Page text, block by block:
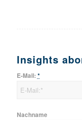
Insights
E-Mail: *
Nachname